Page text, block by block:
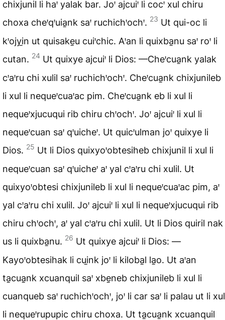
chixjunil li haꞌ yalak bar. Joꞌ ajcuiꞌ li cocꞌ xul chiru
choxa cheꞌqꞌuia̱nk saꞌ ruchichꞌochꞌ. 23 Ut qui-oc li
kꞌojyi̱n ut quisake̱u cuiꞌchic. Aꞌan li quixba̱nu saꞌ roꞌ li
cutan. 24 Ut quixye ajcuiꞌ li Dios: —Cheꞌcua̱nk yalak
cꞌaꞌru chi xulil saꞌ ruchichꞌochꞌ. Cheꞌcua̱nk chixjunileb
li xul li nequeꞌcuaꞌac pim. Cheꞌcua̱nk eb li xul li
nequeꞌxjucuqui rib chiru chꞌochꞌ. Joꞌ ajcuiꞌ li xul li
nequeꞌcuan saꞌ qꞌuicheꞌ. Ut quicꞌulman joꞌ quixye li
Dios. 25 Ut li Dios quixyoꞌobtesiheb chixjunil li xul li
nequeꞌcuan saꞌ qꞌuicheꞌ aꞌ yal cꞌaꞌru chi xulil. Ut
quixyoꞌobtesi chixjunileb li xul li nequeꞌcuaꞌac pim, aꞌ
yal cꞌaꞌru chi xulil. Joꞌ ajcuiꞌ li xul li nequeꞌxjucuqui rib
chiru chꞌochꞌ, aꞌ yal cꞌaꞌru chi xulil. Ut li Dios quiril nak
us li quixba̱nu. 26 Ut quixye ajcuiꞌ li Dios: —
Kayoꞌobtesihak li cui̱nk joꞌ li kiloba̱l la̱o. Ut aꞌan
ta̱cua̱nk xcuanquil saꞌ xbe̱neb chixjunileb li xul li
cuanqueb saꞌ ruchichꞌochꞌ, joꞌ li car saꞌ li palau ut li xul
li nequeꞌrupupic chiru choxa. Ut ta̱cua̱nk xcuanquil